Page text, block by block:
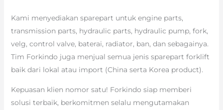
Kami menyediakan sparepart untuk engine parts,
transmission parts, hydraulic parts, hydraulic pump, fork,
velg, control valve, baterai, radiator, ban, dan sebagainya.
Tim Forkindo juga menjual semua jenis sparepart forklift
baik dari lokal atau import (China serta Korea product).
Kepuasan klien nomor satu! Forkindo siap memberi
solusi terbaik, berkomitmen selalu mengutamakan